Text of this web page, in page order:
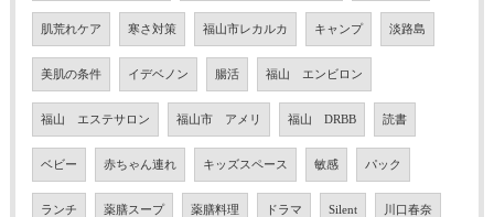
肌荒れケア 寒さ対策 福山市レカルカ キャンプ 淡路島
美肌の条件 イデベノン 腸活 福山 エンビロン
福山 エステサロン 福山市 アメリ 福山 DRBB 読書
ベビー 赤ちゃん連れ キッズスペース 敏感 パック
ランチ 薬膳スープ 薬膳料理 ドラマ Silent 川口春奈